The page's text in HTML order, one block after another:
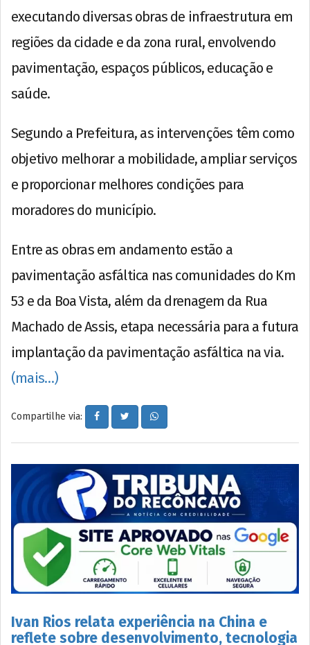
executando diversas obras de infraestrutura em
regiões da cidade e da zona rural, envolvendo
pavimentação, espaços públicos, educação e
saúde.
Segundo a Prefeitura, as intervenções têm como
objetivo melhorar a mobilidade, ampliar serviços
e proporcionar melhores condições para
moradores do município.
Entre as obras em andamento estão a
pavimentação asfáltica nas comunidades do Km
53 e da Boa Vista, além da drenagem da Rua
Machado de Assis, etapa necessária para a futura
implantação da pavimentação asfáltica na via.
(mais…)
Compartilhe via:
Ivan Rios relata experiência na China e
reflete sobre desenvolvimento, tecnologia